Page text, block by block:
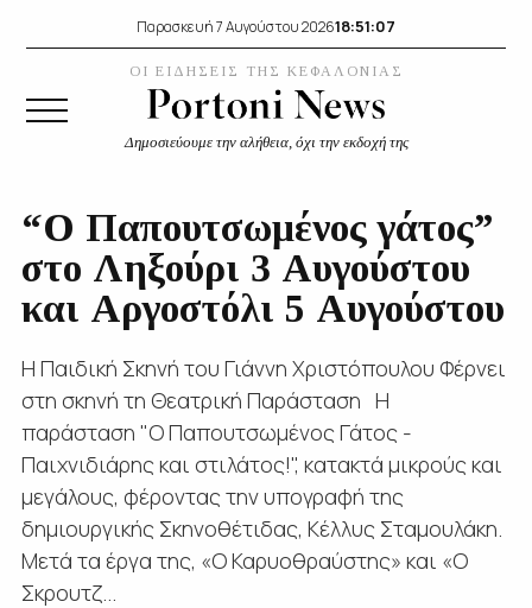
Παρασκευή 7 Αυγούστου 202618:51:08
ΟΙ ΕΙΔΗΣΕΙΣ ΤΗΣ ΚΕΦΑΛΟΝΙΑΣ
Δημοσιεύουμε την αλήθεια, όχι την εκδοχή της
“Ο Παπουτσωμένος γάτος”
στο Ληξούρι 3 Αυγούστου
και Αργοστόλι 5 Αυγούστου
Η Παιδική Σκηνή του Γιάννη Χριστόπουλου Φέρνει
στη σκηνή τη Θεατρική Παράσταση Η
παράσταση "Ο Παπουτσωμένος Γάτος -
Παιχνιδιάρης και στιλάτος!", κατακτά μικρούς και
μεγάλους, φέροντας την υπογραφή της
δημιουργικής Σκηνοθέτιδας, Κέλλυς Σταμουλάκη.
Μετά τα έργα της, «Ο Καρυοθραύστης» και «Ο
Σκρουτζ...